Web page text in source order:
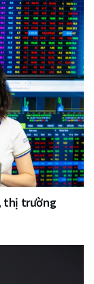
thị trường